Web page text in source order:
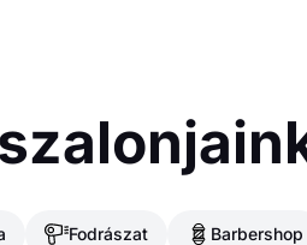
Fodrászat Barbershop